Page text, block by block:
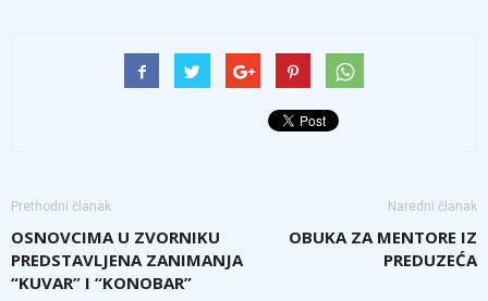
Prethodni članak
OSNOVCIMA U ZVORNIKU
PREDSTAVLJENA ZANIMANJA
“KUVAR” I “KONOBAR”
Naredni članak
OBUKA ZA MENTORE IZ
PREDUZEĆA